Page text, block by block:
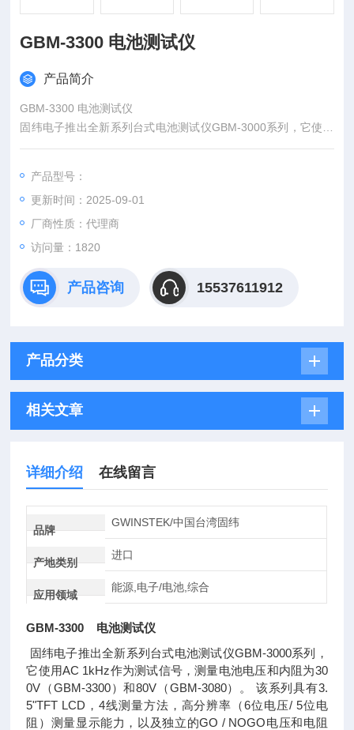
GBM-3300 电池测试仪
产品简介
GBM-3300 电池测试仪
固纬电子推出全新系列台式电池测试仪GBM-3000系列，它使用
AC 1kHz作为测试信号，测量电池电压和内阻为300V（GBM-33
量方法，高分辨率（6位电压/ 5位电阻）测量显示能力，以及独
立的GO / NOGO电压和电阻判定，各种通信接口等，满足各种
类型的电池测量。
产品型号：
更新时间：2025-09-01
厂商性质：代理商
访问量：1820
产品咨询 15537611912
产品分类
相关文章
详细介绍 在线留言
品牌
GWINSTEK/中国台湾固纬
产地类别
进口
应用领域
能源,电子/电池,综合
GBM-3300 电池测试仪
固纬电子推出全新系列台式电池测试仪GBM-3000系列，
它使用AC 1kHz作为测试信号，测量电池电压和内阻为30
0V（GBM-3300）和80V（GBM-3080）。 该系列具有3.
5"TFT LCD，4线测量方法，高分辨率（6位电压/ 5位电
阻）测量显示能力，以及独立的GO / NOGO电压和电阻